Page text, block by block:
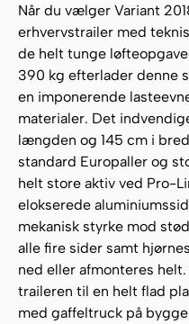
Når du vælger Variant
erhvervstrailer med
de helt tunge
390 kg efterlader
en imponerende
materialer. Det
længden og 145 cm i
standard Europaller og
helt store aktiv ved Pro-
elokserede
mekanisk styrke mod
alle fire sider samt
ned eller afmonteres
traileren til en helt flad
med gaffeltruck på